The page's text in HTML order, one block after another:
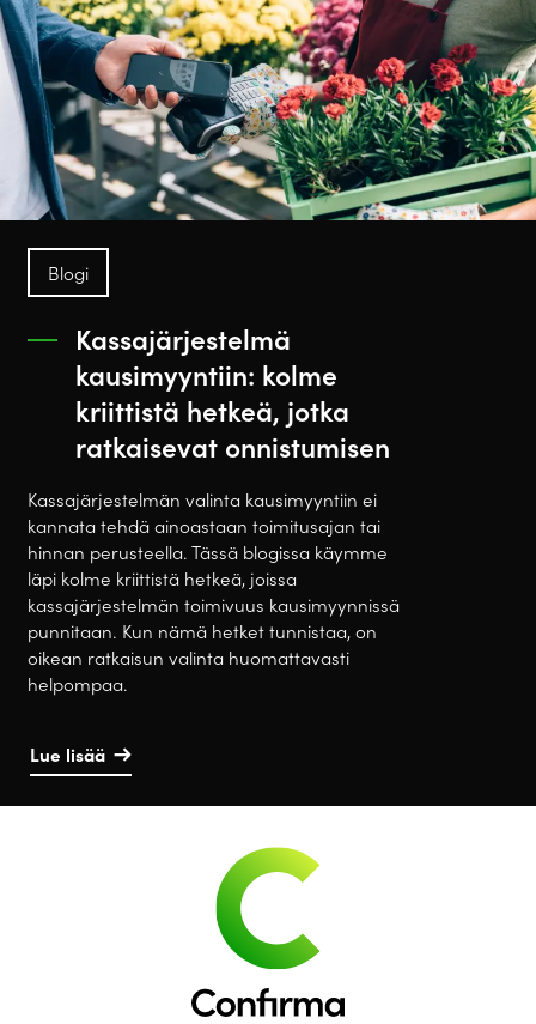
Blogi
Kassajärjestelmä
kausimyyntiin: kolme
kriittistä hetkeä, jotka
ratkaisevat onnistumisen
Kassajärjestelmän valinta kausimyyntiin ei
kannata tehdä ainoastaan toimitusajan tai
hinnan perusteella. Tässä blogissa käymme
läpi kolme kriittistä hetkeä, joissa
kassajärjestelmän toimivuus kausimyynnissä
punnitaan. Kun nämä hetket tunnistaa, on
oikean ratkaisun valinta huomattavasti
helpompaa.
Lue lisää